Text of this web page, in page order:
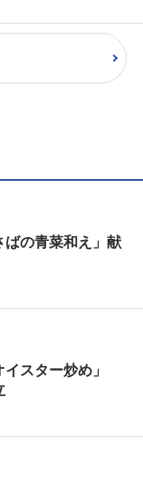
ばの青菜和え」献
スター炒め」